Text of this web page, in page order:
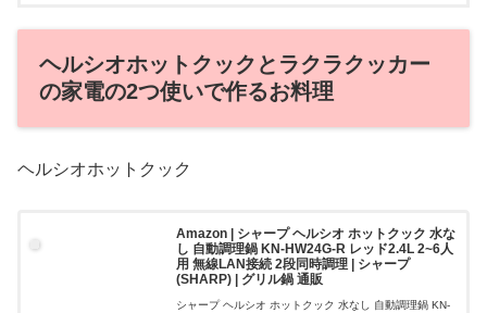
ヘルシオホットクックとラクラクッカー
の家電の2つ使いで作るお料理
ヘルシオホットクック
Amazon | シャープ ヘルシオ ホットクック 水な
し 自動調理鍋 KN-HW24G-R レッド2.4L 2~6人
用 無線LAN接続 2段同時調理 | シャープ
(SHARP) | グリル鍋 通販
シャープ ヘルシオ ホットクック 水なし 自動調理鍋 KN-